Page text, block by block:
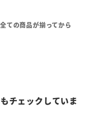
ての商品が揃ってから
チェックしていま